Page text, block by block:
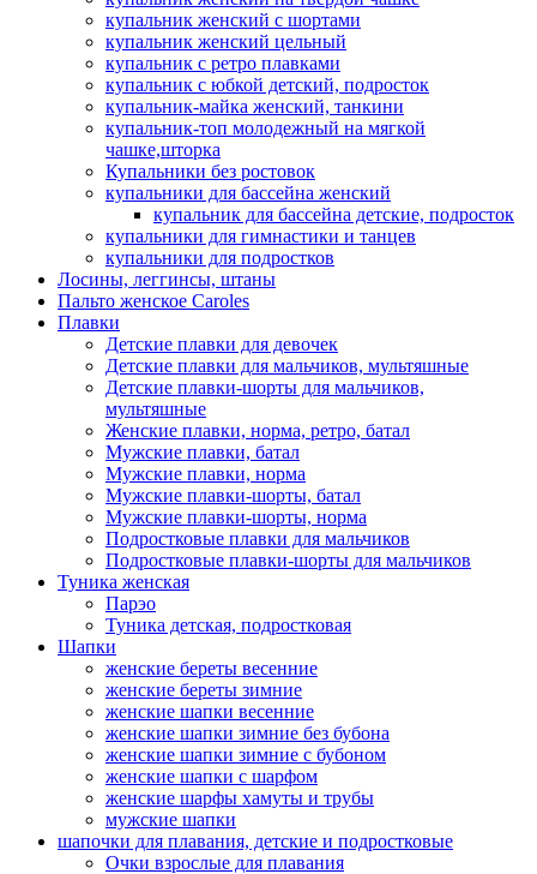
купальник женский с шортами
купальник женский цельный
купальник с ретро плавками
купальник с юбкой детский, подросток
купальник-майка женский, танкини
купальник-топ молодежный на мягкой
чашке,шторка
Купальники без ростовок
купальники для бассейна женский
купальник для бассейна детские, подросток
купальники для гимнастики и танцев
купальники для подростков
Лосины, леггинсы, штаны
Пальто женское Caroles
Плавки
Детские плавки для девочек
Детские плавки для мальчиков, мультяшные
Детские плавки-шорты для мальчиков,
мультяшные
Женские плавки, норма, ретро, батал
Мужские плавки, батал
Мужские плавки, норма
Мужские плавки-шорты, батал
Мужские плавки-шорты, норма
Подростковые плавки для мальчиков
Подростковые плавки-шорты для мальчиков
Туникa женская
Парэо
Туника детская, подростковая
Шапки
женские береты весенние
женские береты зимние
женские шапки весенние
женские шапки зимние без бубона
женские шапки зимние с бубоном
женские шапки с шарфом
женские шарфы хамуты и трубы
мужские шапки
шапочки для плавания, детские и подростковые
Очки взрослые для плавания